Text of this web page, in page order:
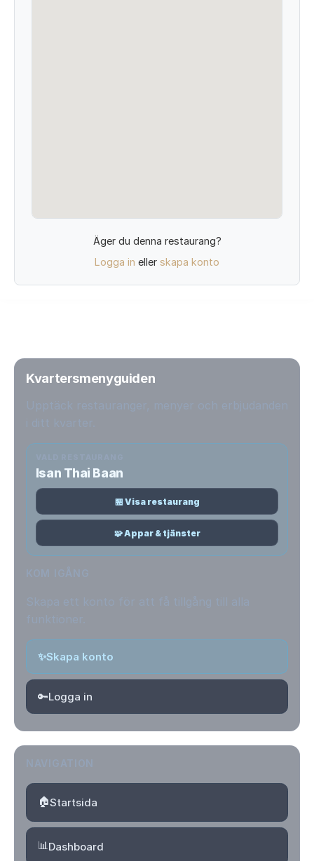
Äger du denna restaurang?
Logga in eller skapa konto
Kvartersmenyguiden
Isan Thai Baan
🏪 Visa restaurang
🧩 Appar & tjänster
✨Skapa konto
🔑Logga in
🏠Startsida
📊Dashboard